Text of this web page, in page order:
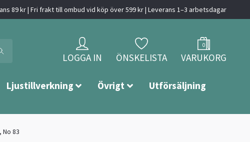
89 kr | Fri frakt till ombud vid köp över 599 kr | Leverans 1–3 arbetsdagar
LOGGA IN ÖNSKELISTA
0
VARUKORG
Ljustillverkning Övrigt Utförsäljning
No 83